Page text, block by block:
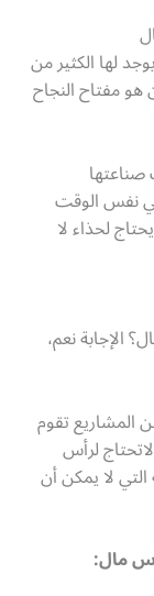
لها الكثير من
مفتاح النجاح
نفس الوقت
لحذاء لا
الإجابة نعم،
المشاريع تقوم
لرأس
لا يمكن أن
مال: